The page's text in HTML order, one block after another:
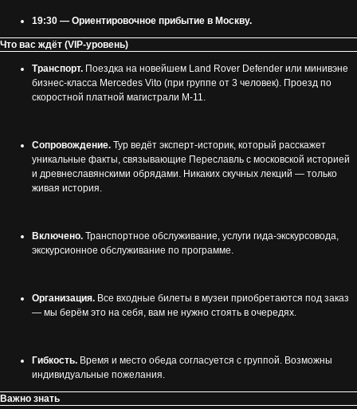
19:30 — Ориентировочное прибытие в Москву.
Что вас ждёт (VIP-уровень)
Транспорт. Поездка на новейшем Land Rover Defender или минивэне
бизнес-класса Mercedes Vito (при группе от 3 человек). Проезд по
скоростной платной магистрали М-11.
Сопровождение. Тур ведёт эксперт-историк, который расскажет
уникальные факты, связывающие Переславль с московской историей
и древнеславянскими обрядами. Никаких скучных лекций — только
живая история.
Включено. Транспортное обслуживание, услуги гида-экскурсовода,
экскурсионное обслуживание по программе.
Организация. Все входные билеты в музеи приобретаются под заказ
— мы берём это на себя, вам не нужно стоять в очередях.
Гибкость. Время и место обеда согласуется с группой. Возможны
индивидуальные пожелания.
Важно знать